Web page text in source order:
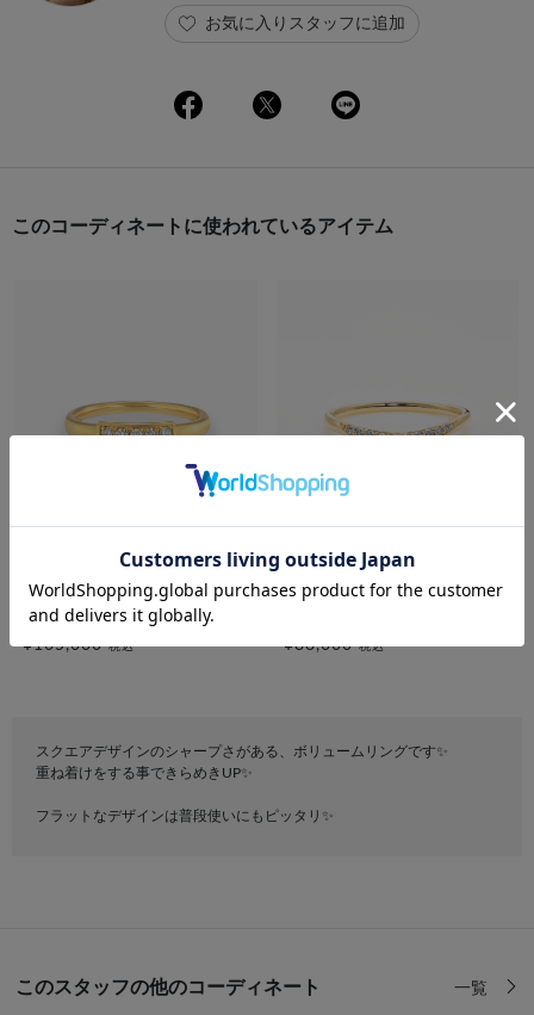
お気に入りスタッフに追加
このコーディネートに使われているアイテム
bijou SOPHIA
K18YG ダイヤモンド リング
¥165,000税込
festaria bijou SOPHIA
¥88,000税込
スクエアデザインのシャープさがある、ボリュームリングです✨
重ね着けをする事できらめきUP✨
フラットなデザインは普段使いにもピッタリ✨
このスタッフの他のコーディネート 一覧